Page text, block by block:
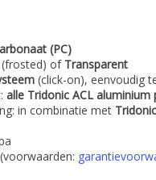
(PC)
(frosted) of Transparent
(click-on), eenvoudig
alle Tridonic ACL aluminium
in combinatie met